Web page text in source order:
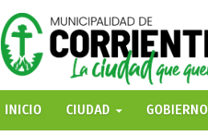
INICIO
CIUDAD GOBIERNO